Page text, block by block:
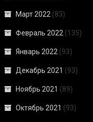
Март 2022 (83)
Февраль 2022 (135)
Январь 2022 (93)
Декабрь 2021 (93)
Ноябрь 2021 (89)
Октябрь 2021 (93)